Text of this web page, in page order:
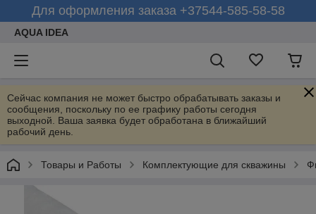
Для оформления заказа +37544-585-58-58
AQUA IDEA
Сейчас компания не может быстро обрабатывать заказы и
сообщения, поскольку по ее графику работы сегодня
выходной. Ваша заявка будет обработана в ближайший
рабочий день.
Товары и Работы Комплектующие для скважины